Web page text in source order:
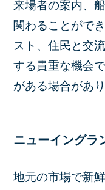
来場者の案内、
関わることがで
スト、住民と交
する貴重な機会
がある場合があり
ニューイングラ
地元の市場で新